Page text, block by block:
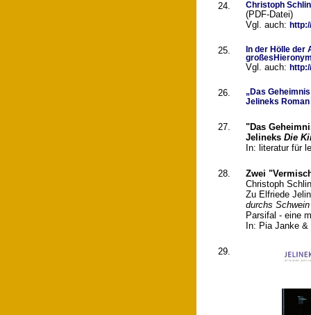
24. Christoph
(PDF-Datei)
Vgl. auch:
25.
In der Hölle der
Vgl. auch:
26.
„Das
Jelineks Roman
27.
"Das
Jelineks Die
In: literatur für
28.
Zwei
Christoph
Zu Elfriede
durchs Schwein
Parsifal - eine
In: Pia Janke
29.